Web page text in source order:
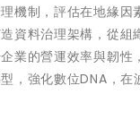
機制，評估在地緣
資料治理架構，從
業的營運效率與韌
強化數位DNA，在